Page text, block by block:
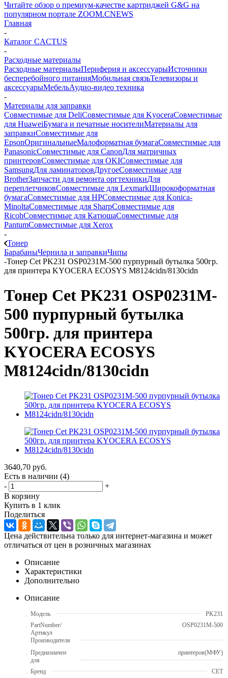
Читайте обзор о премиум-качестве картриджей G&G на
популярном портале ZOOM.CNEWS
Главная
-
Каталог CACTUS
-
Расходные материалы
Расходные материалыПериферия и аксессуарыИсточники
бесперебойного питанияМобильная связьТелевизоры и
аксессуарыМебельАудио-видео техника
-
Материалы для заправки
Совместимые для DeliСовместимые для KyoceraСовместимые
для HuaweiБумага и печатные носителиМатериалы для
заправкиСовместимые для
EpsonОригинальныеМалоформатная бумагаСовместимые для
PanasonicСовместимые для CanonДля матричных
принтеровСовместимые для OKIСовместимые для
SamsungДля ламинаторовДругоеСовместимые для
BrotherЗапчасти для ремонта оргтехникиДля
переплетчиковСовместимые для LexmarkШирокоформатная
бумагаСовместимые для HPСовместимые для Konica-
MinoltaСовместимые для SharpСовместимые для
RicohСовместимые для КатюшаСовместимые для
PantumСовместимые для Xerox
-
Тонер
БарабаныЧернила и заправкиЧипы
-Тонер Cet PK231 OSP0231M-500 пурпурный бутылка 500гр.
для принтера KYOCERA ECOSYS M8124cidn/8130cidn
Тонер Cet PK231 OSP0231M-
500 пурпурный бутылка
500гр. для принтера
KYOCERA ECOSYS
M8124cidn/8130cidn
3640,70 руб.
Есть в наличии (4)
-
+
В корзину
Купить в 1 клик
Поделиться
Цена действительна только для интернет-магазина и может
отличаться от цен в розничных магазинах
Описание
Характеристики
Дополнительно
Описание
Модель
PK231
PartNumber/
Артикул
Производителя
OSP0231M-500
Предназначен
для
принтеров(МФУ)
Бренд
CET